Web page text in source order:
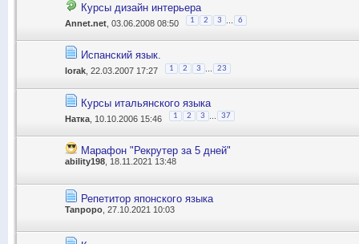
Курсы дизайн интерьера
Annet.net , 03.06.2008 08:50 1 2 3 ... 6
Испанский язык.
lorak , 22.03.2007 17:27 1 2 3 23
Курсы итальянского языка
Натка , 10.10.2006 15:46 1 2 3 ... 37
Марафон "Рекрутер за 5 дней"
ability198 , 18.11.2021 13:48
Репетитор японского языка
Tanpopo , 27.10.2021 10:03